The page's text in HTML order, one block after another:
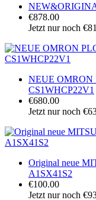
€878.00
Jetzt nur noch
NEUE OMRON
CS1WHCP22V1
€680.00
Jetzt nur noch
Original neue
A1SX41S2
€100.00
Jetzt nur noch